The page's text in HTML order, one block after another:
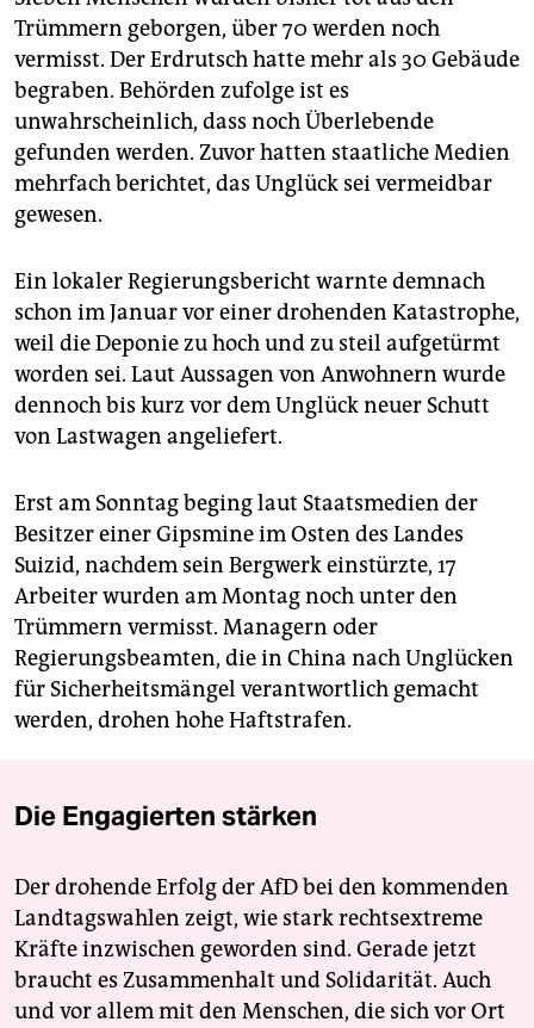
Trümmern geborgen, über 70 werden noch
vermisst. Der Erdrutsch hatte mehr als 30 Gebäude
begraben. Behörden zufolge ist es
unwahrscheinlich, dass noch Überlebende
gefunden werden. Zuvor hatten staatliche Medien
mehrfach berichtet, das Unglück sei vermeidbar
gewesen.
Ein lokaler Regierungsbericht warnte demnach
schon im Januar vor einer drohenden Katastrophe,
weil die Deponie zu hoch und zu steil aufgetürmt
worden sei. Laut Aussagen von Anwohnern wurde
dennoch bis kurz vor dem Unglück neuer Schutt
von Lastwagen angeliefert.
Erst am Sonntag beging laut Staatsmedien der
Besitzer einer Gipsmine im Osten des Landes
Suizid, nachdem sein Bergwerk einstürzte, 17
Arbeiter wurden am Montag noch unter den
Trümmern vermisst. Managern oder
Regierungsbeamten, die in China nach Unglücken
für Sicherheitsmängel verantwortlich gemacht
werden, drohen hohe Haftstrafen.
Die Engagierten stärken
Der drohende Erfolg der AfD bei den kommenden
Landtagswahlen zeigt, wie stark rechtsextreme
Kräfte inzwischen geworden sind. Gerade jetzt
braucht es Zusammenhalt und Solidarität. Auch
und vor allem mit den Menschen, die sich vor Ort